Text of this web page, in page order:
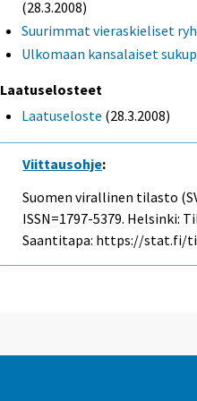
(28.3.2008)
Suurimmat vieraskieliset
Ulkomaan kansalaiset
Laatuselosteet
Laatuseloste (28.3.2008)
Viittausohje:
Suomen virallinen tilasto
ISSN=1797-5379. Helsinki:
Saantitapa: https://stat.fi/